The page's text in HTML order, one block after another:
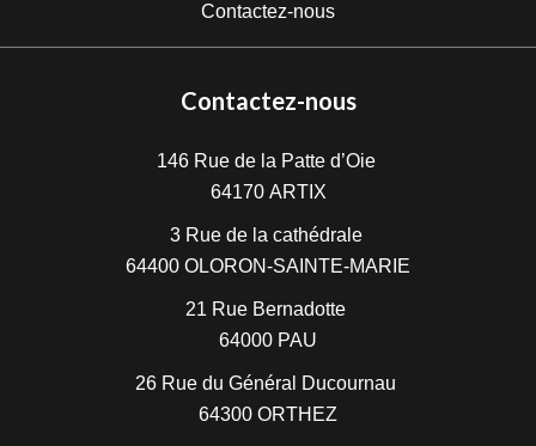
Contactez-nous
Contactez-nous
146 Rue de la Patte d’Oie
64170 ARTIX
3 Rue de la cathédrale
64400 OLORON-SAINTE-MARIE
21 Rue Bernadotte
64000 PAU
26 Rue du Général Ducournau
64300 ORTHEZ